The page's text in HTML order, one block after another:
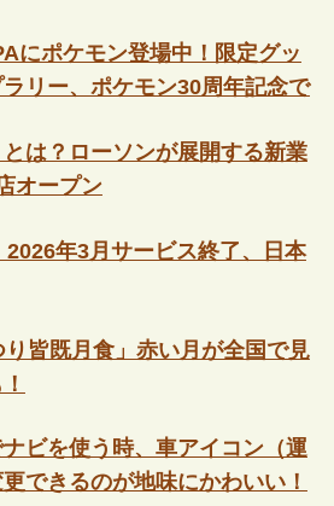
にポケモン登場中！限定グッ
リー、ポケモン30周年記念で
とは？ローソンが展開する新業
オープン
年3月サービス終了、日本
皆既月食」赤い月が全国で見
ビを使う時、車アイコン（運
できるのが地味にかわいい！